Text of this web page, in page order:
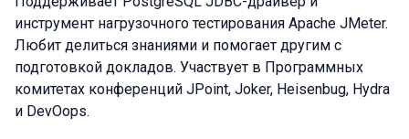
инструмент нагрузочного тестирования Apache JMeter.
Любит делиться знаниями и помогает другим с
подготовкой докладов. Участвует в Программных
комитетах конференций JPoint, Joker, Heisenbug, Hydra
и DevOops.